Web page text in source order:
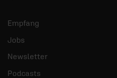
Empfang
Jobs
Newsletter
Podcasts